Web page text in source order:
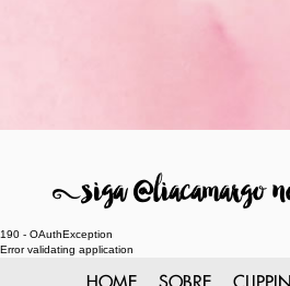
8siga @liacamargo
190 - OAuthException
Error validating application